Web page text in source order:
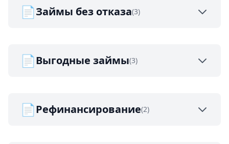
📄Займы без отказа(3)
📄Выгодные займы(3)
📄Рефинансирование(2)